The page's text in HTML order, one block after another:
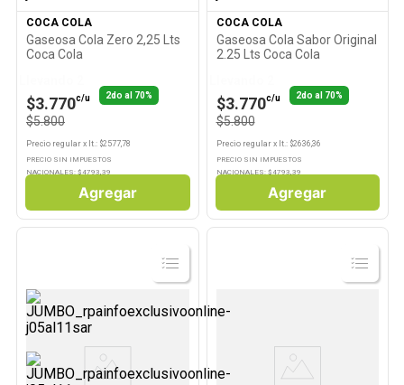
COCA COLA
Gaseosa Cola Zero 2,25 Lts
Coca Cola
$3.770c/u 2do al 70%
$5.800
Precio regular x lt.: $2577,78
PRECIO SIN IMPUESTOS
NACIONALES: $4793,39
Agregar
COCA COLA
Gaseosa Cola Sabor Original
2.25 Lts Coca Cola
$3.770c/u 2do al 70%
$5.800
Precio regularx lt.: $2636,36
PRECIO SIN IMPUESTOS
NACIONALES: $4793,39
Agregar
Ver
Producto
Ver
Producto
Carne